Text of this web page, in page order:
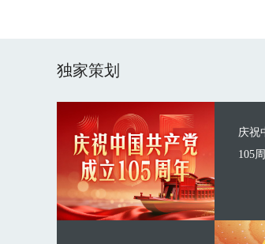
独家策划
庆祝
105